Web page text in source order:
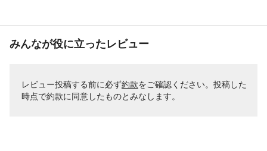
みんなが役に立ったレビュー
レビュー投稿する前に必ず約款をご確認ください。投稿した
時点で約款に同意したものとみなします。